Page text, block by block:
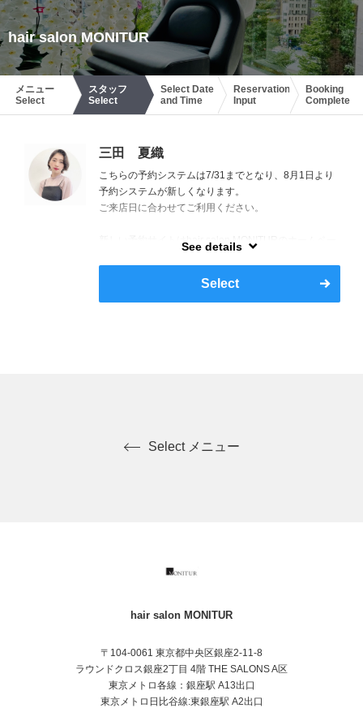
hair salon MONITUR
メニュー
Select
スタッフ
Select
Select Date
and Time
Reservation
Input
Booking
Complete
三田 夏織
こちらの予約システムは7/31までとなり、8月1日より
予約システムが新しくなります。
ご来店日に合わせてご利用ください。
新しい予約サイトはhair salon MONITURのホームペー
【全てはご自宅での再現性のために。】
幅広い世代の髪悩みへのアプローチと共に、"毎日のス
【公式ライン▶️ @hairsalon_monitur 】
93年生/ママ美容師
＊時短勤務(平日・土曜日のみ)/日曜・祝日は通常とな
っております。
See details
Select
Select メニュー
hair salon MONITUR
〒104-0061 東京都中央区銀座2-11-8
ラウンドクロス銀座2丁目 4階 THE SALONS A区
東京メトロ各線：銀座駅 A13出口
東京メトロ日比谷線:東銀座駅 A2出口